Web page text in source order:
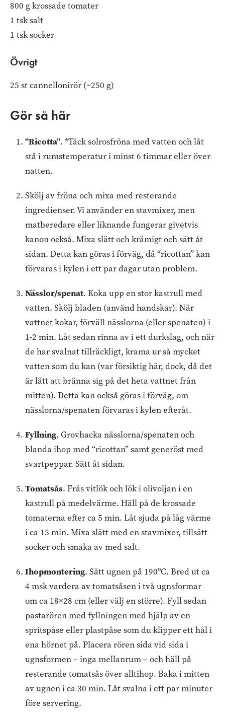
800 g krossade tomater
1 tsk salt
1 tsk socker
Övrigt
25 st cannellonirör (~250 g)
Gör så här
“Ricotta”. *Täck solrosfröna med vatten och låt
stå i rumstemperatur i minst 6 timmar eller över
natten.
Skölj av fröna och mixa med resterande
ingredienser. Vi använder en stavmixer, men
matberedare eller liknande fungerar givetvis
kanon också. Mixa slätt och krämigt och sätt åt
sidan. Detta kan göras i förväg, då “ricottan” kan
förvaras i kylen i ett par dagar utan problem.
Nässlor/spenat. Koka upp en stor kastrull med
vatten. Skölj bladen (använd handskar). När
vattnet kokar, förväll nässlorna (eller spenaten) i
1-2 min. Låt sedan rinna av i ett durkslag, och när
de har svalnat tillräckligt, krama ur så mycket
vatten som du kan (var försiktig här, dock, då det
är lätt att bränna sig på det heta vattnet från
mitten). Detta kan också göras i förväg, om
nässlorna/spenaten förvaras i kylen efteråt.
Fyllning. Grovhacka nässlorna/spenaten och
blanda ihop med “ricottan” samt generöst med
svartpeppar. Sätt åt sidan.
Tomatsås. Fräs vitlök och lök i olivoljan i en
kastrull på medelvärme. Häll på de krossade
tomaterna efter ca 5 min. Låt sjuda på låg värme
i ca 15 min. Mixa slätt med en stavmixer, tillsätt
socker och smaka av med salt.
Ihopmontering. Sätt ugnen på 190ºC. Bred ut ca
4 msk vardera av tomatsåsen i två ugnsformar
om ca 18×28 cm (eller välj en större). Fyll sedan
pastarören med fyllningen med hjälp av en
spritspåse eller plastpåse som du klipper ett hål i
ena hörnet på. Placera rören sida vid sida i
ugnsformen – inga mellanrum – och häll på
resterande tomatsås över alltihop. Baka i mitten
av ugnen i ca 30 min. Låt svalna i ett par minuter
före servering.